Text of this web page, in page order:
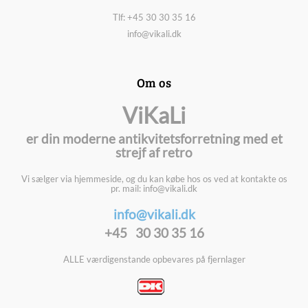
Tlf: +45 30 30 35 16
info@vikali.dk
Om os
ViKaLi
er din moderne antikvitetsforretning med et
strejf af retro
Vi sælger via hjemmeside, og du kan købe hos os ved at kontakte os
pr. mail: info@vikali.dk
info@vikali.dk
+45 30 30 35 16
ALLE værdigenstande opbevares på fjernlager